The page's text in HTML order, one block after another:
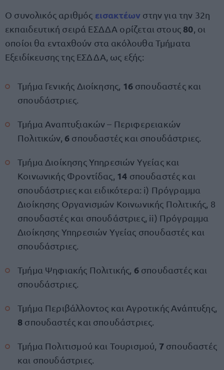
Ο συνολικός αριθμός εισακτέων στην για την 32η
εκπαιδευτική σειρά ΕΣΔΔΑ ορίζεται στους 80 , οι
οποίοι θα ενταχθούν στα ακόλουθα Τμήματα
Εξειδίκευσης της ΕΣΔΔΑ, ως εξής:
Τμήμα Γενικής Διοίκησης, 16 σπουδαστές και
σπουδάστριες.
Τμήμα Αναπτυξιακών – Περιφερειακών
Πολιτικών, 6 σπουδαστές και σπουδάστριες.
Τμήμα Διοίκησης Υπηρεσιών Υγείας και
Κοινωνικής Φροντίδας, 14 σπουδαστές και
σπουδάστριες και ειδικότερα: i) Πρόγραμμα
Διοίκησης Οργανισμών Κοινωνικής Πολιτικής, 8
σπουδαστές και σπουδάστριες, ii) Πρόγραμμα
Διοίκησης Υπηρεσιών Υγείας σπουδαστές και
σπουδάστριες.
Τμήμα Ψηφιακής Πολιτικής, 6 σπουδαστές και
σπουδάστριες.
Τμήμα Περιβάλλοντος και Αγροτικής Ανάπτυξης,
8 σπουδαστές και σπουδάστριες.
Τμήμα Πολιτισμού και Τουρισμού, 7 σπουδαστές
και σπουδάστριες.